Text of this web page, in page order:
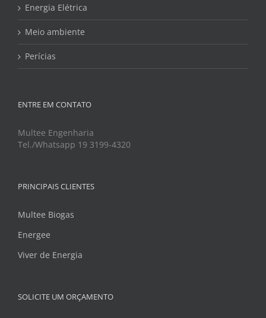
Energia Elétrica
Meio ambiente
Perícias
ENTRE EM CONTATO
Multee Engenharia
Tel./Whatsapp 19 3199-4320
PRINCIPAIS CLIENTES
Multee Biogas
Energee
Viver de Energia
SOLICITE UM ORÇAMENTO